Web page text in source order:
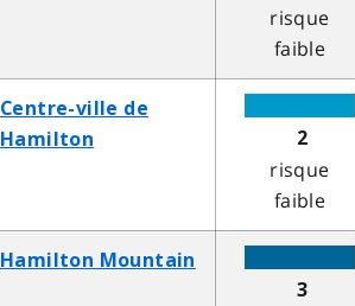
risque
faible
Centre-ville de
Hamilton
2
risque
faible
Hamilton Mountain
3